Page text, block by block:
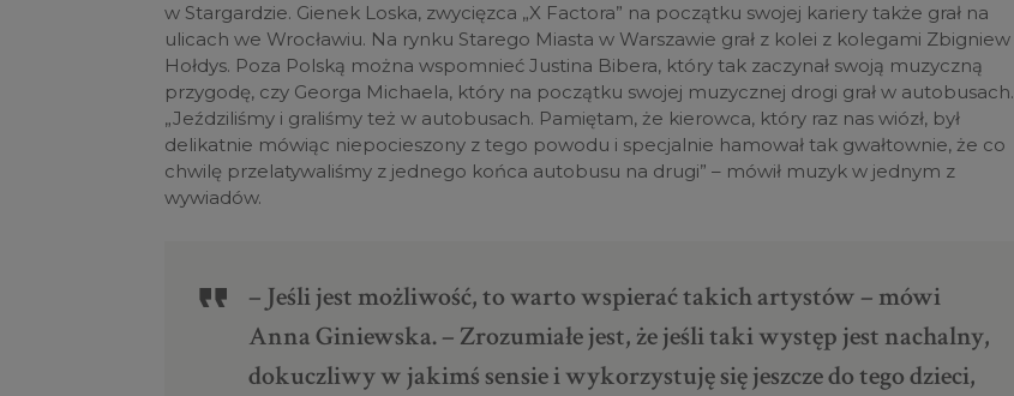
w Stargardzie. Gienek Loska, zwycięzca „X Factora” na początku swojej kariery także grał na
ulicach we Wrocławiu. Na rynku Starego Miasta w Warszawie grał z kolei z kolegami Zbigniew
Hołdys. Poza Polską można wspomnieć Justina Bibera, który tak zaczynał swoją muzyczną
przygodę, czy Georga Michaela, który na początku swojej muzycznej drogi grał w autobusach.
„Jeździliśmy i graliśmy też w autobusach. Pamiętam, że kierowca, który raz nas wiózł, był
delikatnie mówiąc niepocieszony z tego powodu i specjalnie hamował tak gwałtownie, że co
chwilę przelatywaliśmy z jednego końca autobusu na drugi” – mówił muzyk w jednym z
wywiadów.
– Jeśli jest możliwość, to warto wspierać takich artystów – mówi
Anna Giniewska. – Zrozumiałe jest, że jeśli taki występ jest nachalny,
dokuczliwy w jakimś sensie i wykorzystuję się jeszcze do tego dzieci,